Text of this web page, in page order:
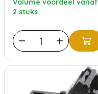
Volume voordeel vanaf
2 stuks